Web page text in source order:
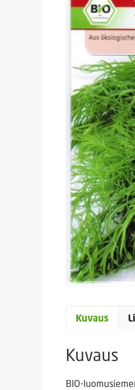
Kuvaus
Kuvaus
BIO-